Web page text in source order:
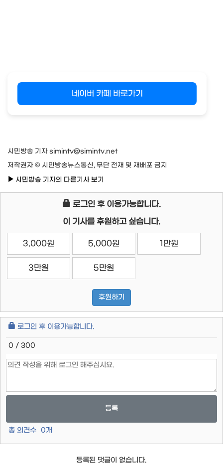
네이버 카페 바로가기
시민방송 기자 simintv@simintv.net
저작권자 © 시민방송뉴스통신, 무단 전재 및 재배포 금지
시민방송 기자의 다른기사 보기
로그인 후 이용가능합니다.
이 기사를 후원하고 싶습니다.
3,000원 5,000원 1만원
3만원 5만원
후원하기
로그인 후 이용가능합니다.
0 / 300
등록
총 의견수 0개
등록된 댓글이 없습니다.